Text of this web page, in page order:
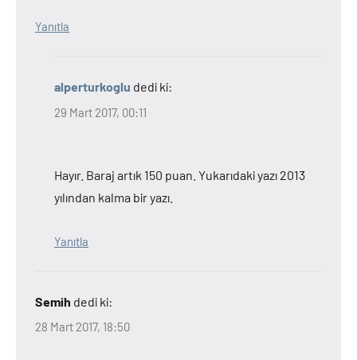
Yanıtla
alperturkoglu dedi ki:
29 Mart 2017, 00:11
Hayır. Baraj artık 150 puan. Yukarıdaki yazı 2013
yılından kalma bir yazı.
Yanıtla
Semih dedi ki:
28 Mart 2017, 18:50